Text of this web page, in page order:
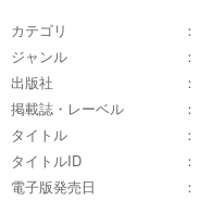
カテゴリ
ジャンル
出版社
掲載誌・レーベル
タイトル
タイトルID
電子版発売日